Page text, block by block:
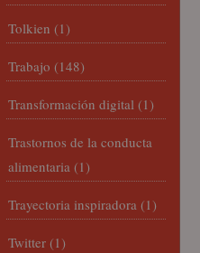
Tolkien (1)
Trabajo (148)
Transformación digital (1)
Trastornos de la conducta
alimentaria (1)
Trayectoria inspiradora (1)
Twitter (1)